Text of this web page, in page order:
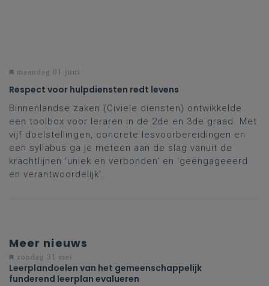
maandag 01 juni
Respect voor hulpdiensten redt levens
Binnenlandse zaken (Civiele diensten) ontwikkelde
een toolbox voor leraren in de 2de en 3de graad. Met
vijf doelstellingen, concrete lesvoorbereidingen en
een syllabus ga je meteen aan de slag vanuit de
krachtlijnen 'uniek en verbonden' en 'geëngageeerd
en verantwoordelijk'.
Meer nieuws
zondag 31 mei
Leerplandoelen van het gemeenschappelijk
funderend leerplan evalueren